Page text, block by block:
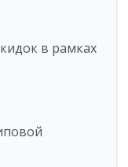
в рамках